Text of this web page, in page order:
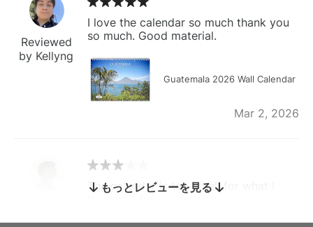
Reviewed
by Kellyng
I love the calendar so much thank you
so much. Good material.
Guatemala 2026 Wall Calendar
Mar 2, 2026
by charles
The calendar is too small for what I
もっとレビューを見る